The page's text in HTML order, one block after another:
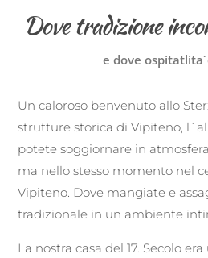
Dove tradizione
e dove
Un caloroso benvenuto allo
strutture storica di Vipiteno,
potete soggiornare in
ma nello stesso momento nel
Vipiteno. Dove mangiate e
tradizionale in un ambiente
La nostra casa del 17. Secolo